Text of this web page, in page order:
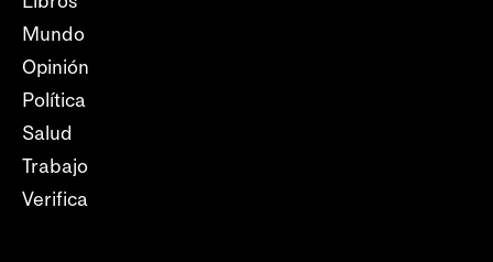
Mundo
Opinión
Política
Salud
Trabajo
Verifica